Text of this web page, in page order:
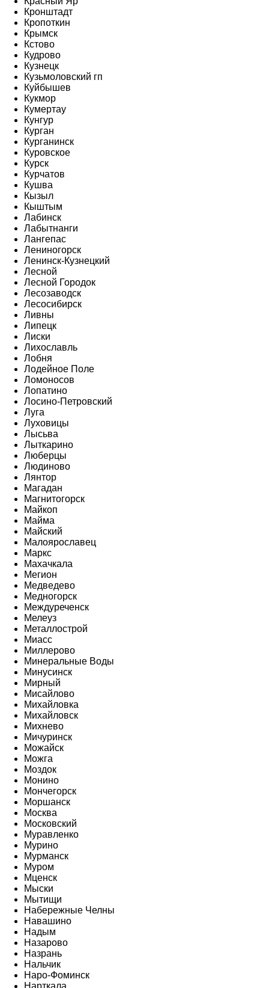
Кронштадт
Кропоткин
Крымск
Кстово
Кудрово
Кузнецк
Кузьмоловский гп
Куйбышев
Кукмор
Кумертау
Кунгур
Курган
Курганинск
Куровское
Курск
Курчатов
Кушва
Кызыл
Кыштым
Лабинск
Лабытнанги
Лангепас
Лениногорск
Ленинск-Кузнецкий
Лесной
Лесной Городок
Лесозаводск
Лесосибирск
Ливны
Липецк
Лиски
Лихославль
Лобня
Лодейное Поле
Ломоносов
Лопатино
Лосино-Петровский
Луга
Луховицы
Лысьва
Лыткарино
Люберцы
Людиново
Лянтор
Магадан
Магнитогорск
Майкоп
Майма
Майский
Малоярославец
Маркс
Махачкала
Мегион
Медведево
Медногорск
Междуреченск
Мелеуз
Металлострой
Миасс
Миллерово
Минеральные Воды
Минусинск
Мирный
Мисайлово
Михайловка
Михайловск
Михнево
Мичуринск
Можайск
Можга
Моздок
Монино
Мончегорск
Моршанск
Москва
Московский
Муравленко
Мурино
Мурманск
Муром
Мценск
Мыски
Мытищи
Набережные Челны
Навашино
Надым
Назарово
Назрань
Нальчик
Наро-Фоминск
Нарткала